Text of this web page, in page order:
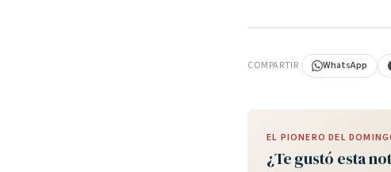
COMPARTIR WhatsApp
EL PIONERO DEL
¿Te gustó esta